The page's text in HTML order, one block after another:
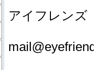
アイフレン